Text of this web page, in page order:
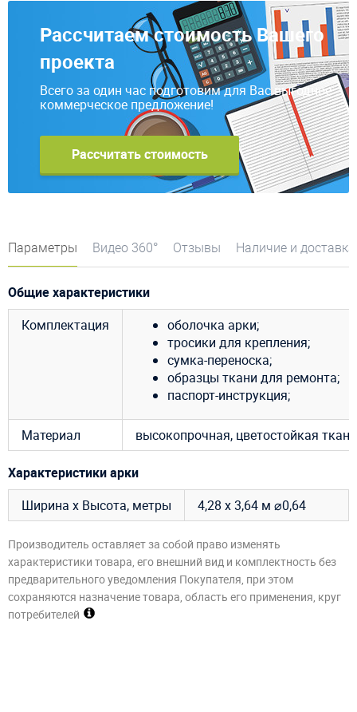
Рассчитаем стоимость Вашего
проекта
Всего за один час подготовим для Вас выгодное
коммерческое предложение!
Рассчитать стоимость
Параметры Видео 360° Отзывы Наличие и доставка
Общие характеристики
Комплектация
оболочка арки;
тросики для крепления;
сумка-переноска;
образцы ткани для ремонта;
паспорт-инструкция;
Материал высокопрочная, цветостойкая
Характеристики арки
Ширина х Высота, метры
4,28 х 3,64 м ⌀0,64
Производитель оставляет за собой право изменять
характеристики товара, его внешний вид и комплектность без
предварительного уведомления Покупателя, при этом
сохраняются назначение товара, область его применения, круг
потребителей